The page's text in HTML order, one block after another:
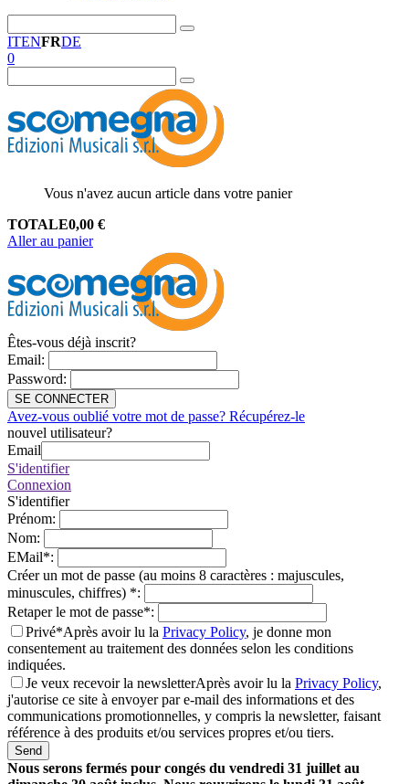
ITENFRDE
0
Vous n'avez aucun article dans votre panier
TOTALE0,00 €
Aller au panier
Êtes-vous déjà inscrit?
Email:
Password:
SE CONNECTER
Avez-vous oublié votre mot de passe? Récupérez-le
nouvel utilisateur?
Email
S'identifier
Connexion
S'identifier
Prénom:
Nom:
EMail*:
Créer un mot de passe (au moins 8 caractères : majuscules,
minuscules, chiffres) *:
Retaper le mot de passe*:
Privé*Après avoir lu la Privacy Policy, je donne mon
consentement au traitement des données selon les conditions
indiquées.
Je veux recevoir la newsletterAprès avoir lu la Privacy Policy,
j'autorise ce site à envoyer par e-mail des informations et des
communications promotionnelles, y compris la newsletter, faisant
référence à des produits et/ou services propres et/ou tiers.
Send
Nous serons fermés pour congés du vendredi 31 juillet au